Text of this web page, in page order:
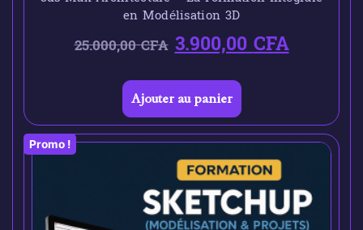
en Modélisation 3D
25.000,00CFA 3.900,00CFA
Ajouter au panier
Promo !